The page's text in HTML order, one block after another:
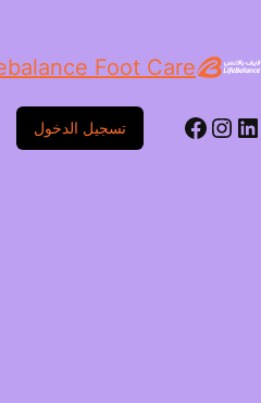
Foot Care
لينكد إن إنستجرام
فيسبوكتسجيل الدخول